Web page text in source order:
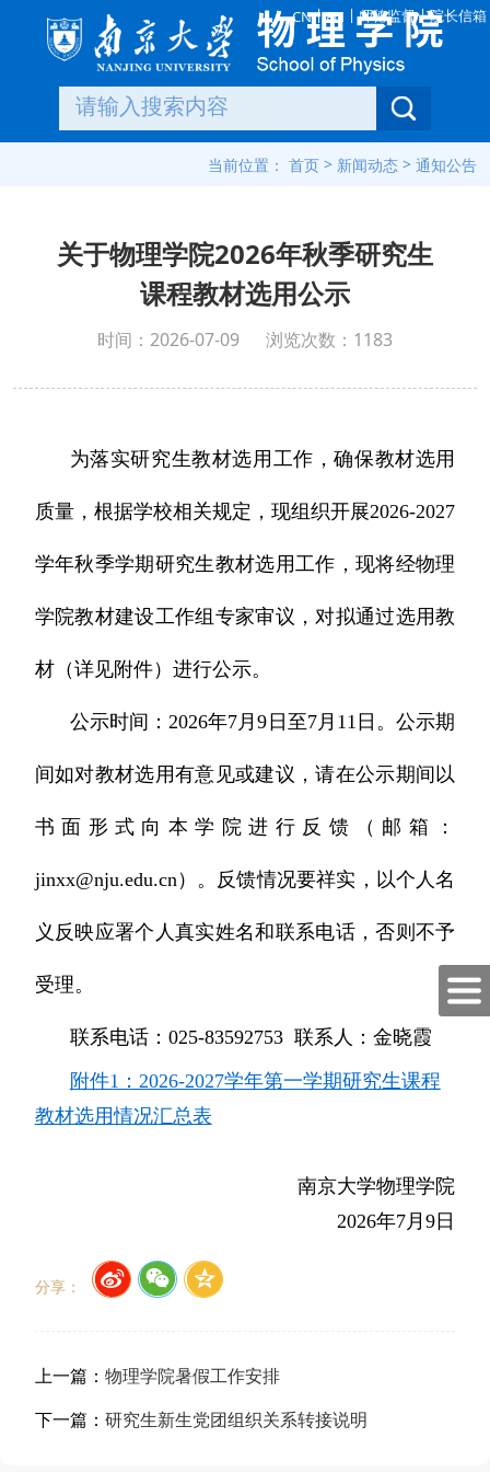
CN|EN | 师德监督|院长信箱
当前位置： 首页 > 新闻动态 >通知公告
关于物理学院2026年秋季研究生
课程教材选用公示
时间：2026-07-09 浏览次数： 1183
为落实研究生教材选用工作，确保教材选用
质量，根据学校相关规定，现组织开展2026-2027
学年秋季学期研究生教材选用工作，现将经物理
学院教材建设工作组专家审议，对拟通过选用教
材（详见附件）进行公示。
公示时间：2026年7月9日至7月11日。公示期
间如对教材选用有意见或建议，请在公示期间以
书面形式向本学院进行反馈（邮箱：
jinxx@nju.edu.cn）。反馈情况要祥实，以个人名
义反映应署个人真实姓名和联系电话，否则不予
受理。
联系电话：025-83592753 联系人：金晓霞
附件1：2026-2027学年第一学期研究生课程
教材选用情况汇总表
南京大学物理学院
2026年7月9日
分享：
上一篇： 物理学院暑假工作安排
下一篇： 研究生新生党团组织关系转接说明